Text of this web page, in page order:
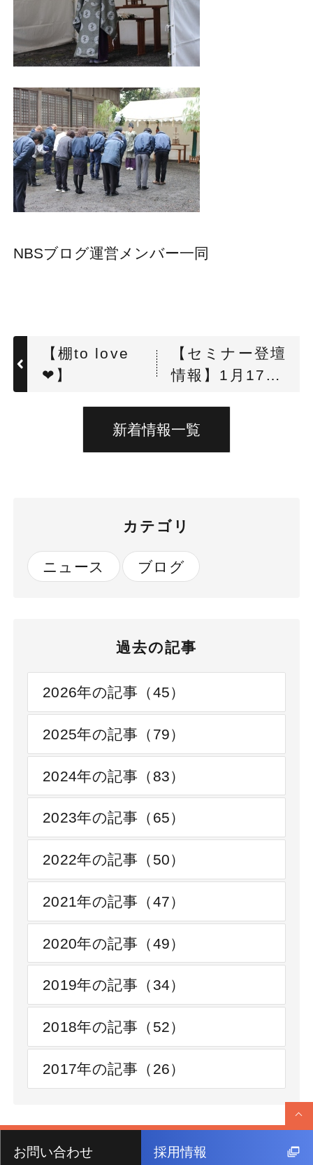
NBSブログ運営メンバー一同
【棚to love
❤】
【セミナー登壇
情報】1月17日
「2024年問題
テム”を超える
継続的な物流連
携の新戦略〜」
壇いたします
新着情報一覧
カテゴリ
ニュース ブログ
過去の記事
2026年の記事（45）
2025年の記事（79）
2024年の記事（83）
2023年の記事（65）
2022年の記事（50）
2021年の記事（47）
2020年の記事（49）
2019年の記事（34）
2018年の記事（52）
2017年の記事（26）
お問い合わせ 採用情報